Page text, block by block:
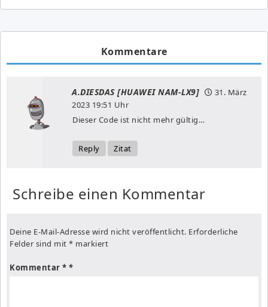
Kommentare
A.DIESDAS [HUAWEI NAM-LX9]
31. März
2023 19:51 Uhr
Dieser Code ist nicht mehr gültig…
Reply Zitat
Schreibe einen Kommentar
Deine E-Mail-Adresse wird nicht veröffentlicht. Erforderliche
Felder sind mit * markiert
Kommentar *